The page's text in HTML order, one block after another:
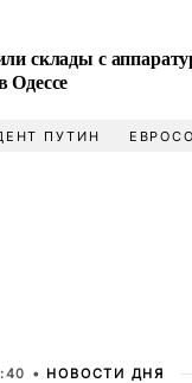
склады с
Одессе
ПУТИН
• НОВОСТИ ДНЯ